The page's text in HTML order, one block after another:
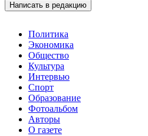
Написать в редакцию
Политика
Экономика
Общество
Культура
Интервью
Спорт
Образование
Фотоальбом
Авторы
О газете